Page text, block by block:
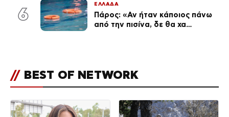
6
ΕΛΛΑΔΑ
Πάρος: «Αν ήταν κάποιος πάνω
από την πισίνα, δε θα χα
beach bar
// BEST OF NETWORK